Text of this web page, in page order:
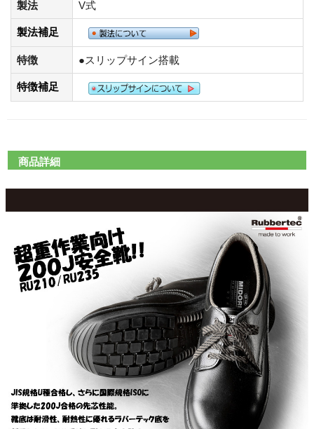
製法 V式
製法補足
特徴 ●スリップサイン搭載
特徴補足
商品詳細